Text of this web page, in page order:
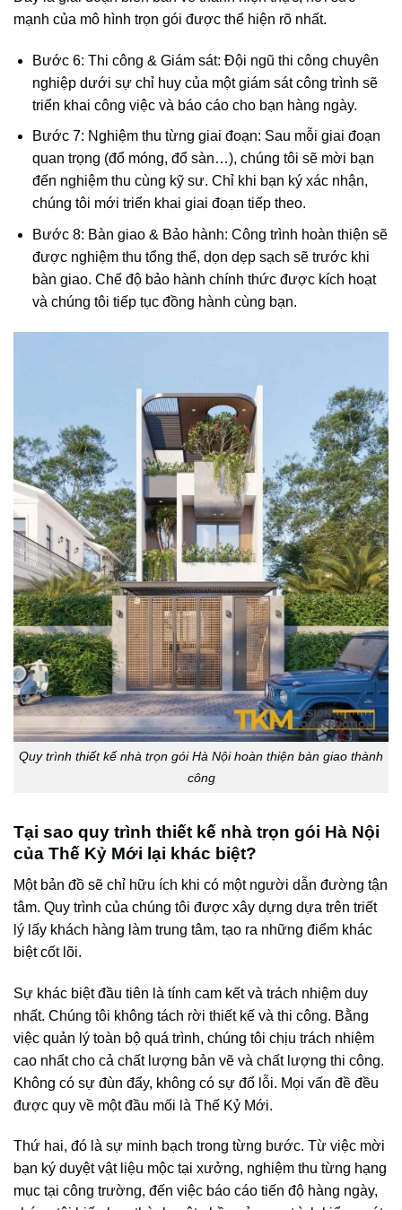
mạnh của mô hình trọn gói được thể hiện rõ nhất.
Bước 6: Thi công & Giám sát: Đội ngũ thi công chuyên
nghiệp dưới sự chỉ huy của một giám sát công trình sẽ
triển khai công việc và báo cáo cho bạn hàng ngày.
Bước 7: Nghiệm thu từng giai đoạn: Sau mỗi giai đoạn
quan trọng (đổ móng, đổ sàn…), chúng tôi sẽ mời bạn
đến nghiệm thu cùng kỹ sư. Chỉ khi bạn ký xác nhận,
chúng tôi mới triển khai giai đoạn tiếp theo.
Bước 8: Bàn giao & Bảo hành: Công trình hoàn thiện sẽ
được nghiệm thu tổng thể, dọn dẹp sạch sẽ trước khi
bàn giao. Chế độ bảo hành chính thức được kích hoạt
và chúng tôi tiếp tục đồng hành cùng bạn.
Quy trình thiết kế nhà trọn gói Hà Nội hoàn thiện bàn giao thành
công
Tại sao quy trình thiết kế nhà trọn gói Hà Nội
của Thế Kỷ Mới lại khác biệt?
Một bản đồ sẽ chỉ hữu ích khi có một người dẫn đường tận
tâm. Quy trình của chúng tôi được xây dựng dựa trên triết
lý lấy khách hàng làm trung tâm, tạo ra những điểm khác
biệt cốt lõi.
Sự khác biệt đầu tiên là tính cam kết và trách nhiệm duy
nhất. Chúng tôi không tách rời thiết kế và thi công. Bằng
việc quản lý toàn bộ quá trình, chúng tôi chịu trách nhiệm
cao nhất cho cả chất lượng bản vẽ và chất lượng thi công.
Không có sự đùn đẩy, không có sự đổ lỗi. Mọi vấn đề đều
được quy về một đầu mối là Thế Kỷ Mới.
Thứ hai, đó là sự minh bạch trong từng bước. Từ việc mời
bạn ký duyệt vật liệu mộc tại xưởng, nghiệm thu từng hạng
mục tại công trường, đến việc báo cáo tiến độ hàng ngày,